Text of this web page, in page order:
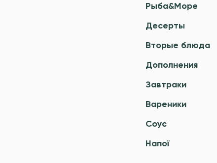
Рыба&Море
Десерты
Вторые блюда
Дополнения
Завтраки
Вареники
Соус
Напої